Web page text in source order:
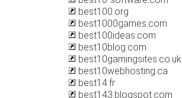
best100.org
best1000games.com
best100ideas.com
best10blog.com
best10gamingsites.co.uk
best10webhosting.ca
best14.fr
best143.blogspot.com